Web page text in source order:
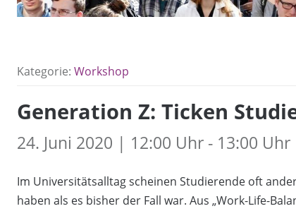
Kategorie: Workshop
Generation Z: Ticken
24. Juni 2020 | 12:00 Uhr - 13:00 Uhr
Im Universitätsalltag scheinen Studierende oft
haben als es bisher der Fall war. Aus „Work-Life-